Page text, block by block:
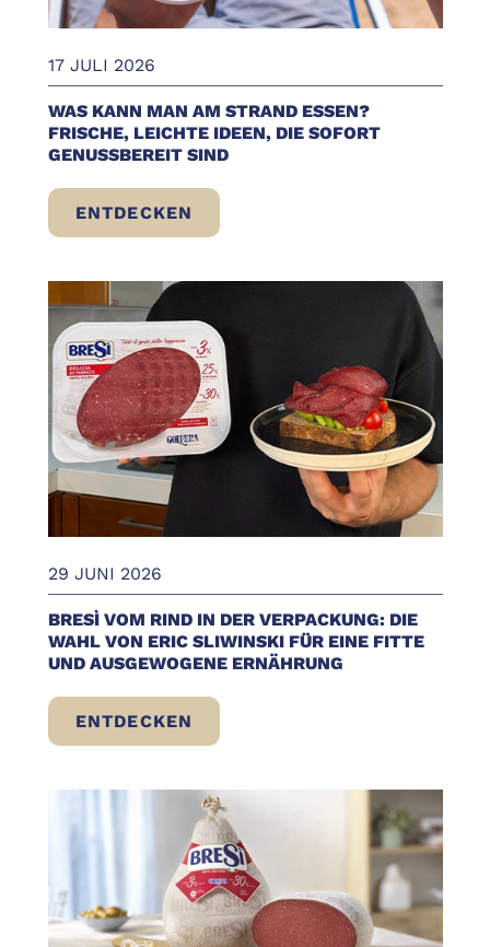
17 JULI 2026
WAS KANN MAN AM STRAND ESSEN?
FRISCHE, LEICHTE IDEEN, DIE SOFORT
GENUSSBEREIT SIND
ENTDECKEN
WAS KANN MAN AM STRAND ESSEN?
29 JUNI 2026
BRESÌ VOM RIND IN DER VERPACKUNG: DIE
WAHL VON ERIC SLIWINSKI FÜR EINE FITTE
UND AUSGEWOGENE ERNÄHRUNG
ENTDECKEN
BRESÌ VOM RIND IN DER VERPACKUNG: